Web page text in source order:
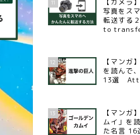
11
写真をス
転送する
to
12
【マンガ
を読んで
13選
13
【マンガ
ムイ」を
た名言